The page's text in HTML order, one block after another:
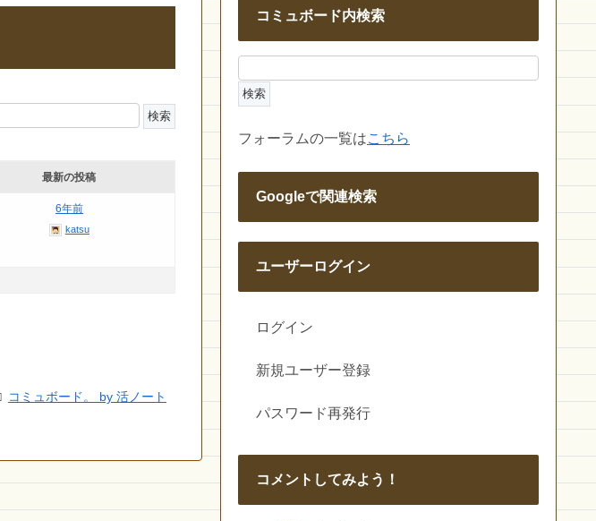
最新の投稿
6年前
katsu
コミュボード。 by 活ノート
コミュボード内検索
フォーラムの一覧はこちら
Googleで関連検索
ユーザーログイン
ログイン
新規ユーザー登録
パスワード再発行
コメントしてみよう！